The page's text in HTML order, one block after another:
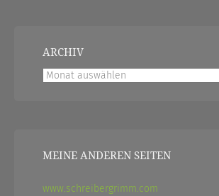
ARCHIV
Archiv
MEINE ANDEREN SEITEN
www.schreibergrimm.com